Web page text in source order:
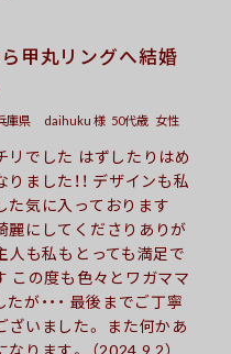
甲丸リングへ結婚
庫県 daihuku 様 50代歳 女性
リでした はずしたりはめ
ました！！ デザインも私
た気に入っております
麗にしてくださりありが
人も私もとっても満足で
この度も色々とワガママ
が・・・ 最後までご丁寧
ざいました。 また何かあ